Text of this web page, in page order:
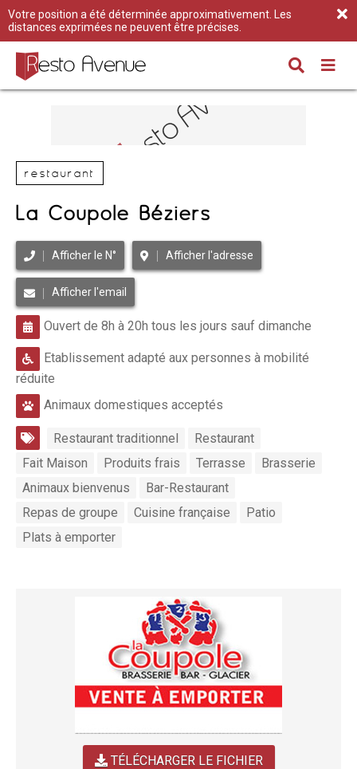
Votre position a été déterminée approximativement. Les
distances exprimées ne peuvent être précises.
restaurant
La Coupole Béziers
Afficher le N° Afficher l'adresse
Afficher l'email
Ouvert de 8h à 20h tous les jours sauf dimanche
Etablissement adapté aux personnes à mobilité
réduite
Animaux domestiques acceptés
Restaurant traditionnel
Restaurant
Fait Maison
Produits frais Terrasse
Brasserie
Animaux bienvenus
Bar-Restaurant
Repas de groupe
Cuisine française
Patio
Plats à emporter
TÉLÉCHARGER LE FICHIER